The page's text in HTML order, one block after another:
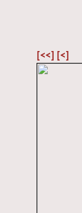
[<<] [<]